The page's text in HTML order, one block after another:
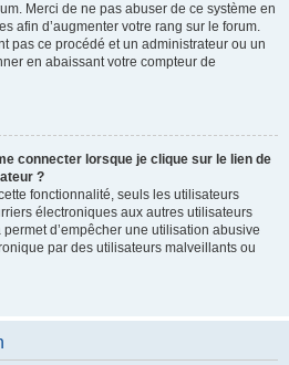
Merci de ne pas abuser de ce système en
afin d’augmenter votre rang sur le forum.
pas ce procédé et un administrateur ou un
en abaissant votre compteur de
connecter lorsque je clique sur le lien de
?
fonctionnalité, seuls les utilisateurs
électroniques aux autres utilisateurs
d’empêcher une utilisation abusive
par des utilisateurs malveillants ou